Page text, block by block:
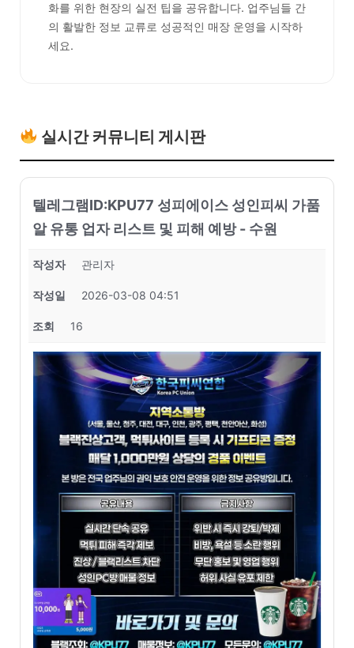
화를 위한 현장의 실전 팁을 공유합니다. 업주님들 간
의 활발한 정보 교류로 성공적인 매장 운영을 시작하
세요.
실시간 커뮤니티 게시판
텔레그램ID:KPU77 성피에이스 성인피씨 가품
알 유통 업자 리스트 및 피해 예방 - 수원
작성자 관리자
작성일 2026-03-08 04:51
조회 16